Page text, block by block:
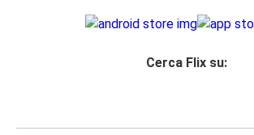
Cerca Flix su: